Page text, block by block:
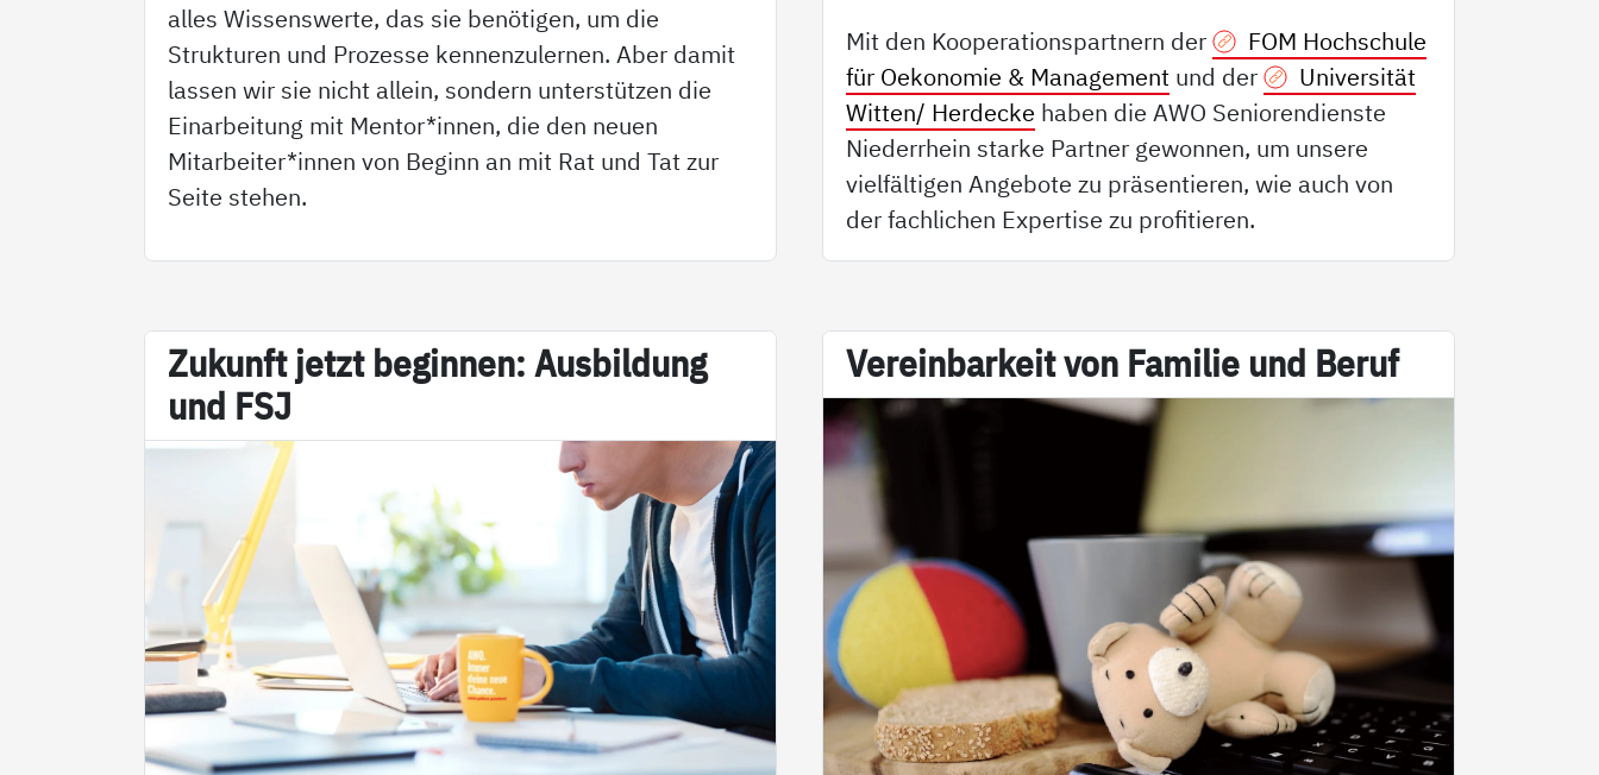
alles Wissenswerte, das sie benötigen, um die
Strukturen und Prozesse kennenzulernen. Aber damit
lassen wir sie nicht allein, sondern unterstützen die
Einarbeitung mit Mentor*innen, die den neuen
Mitarbeiter*innen von Beginn an mit Rat und Tat zur
Seite stehen.
Mit den Kooperationspartnern der
FOM Hochschule
für Oekonomie & Management und der
Universität
Witten/ Herdecke haben die AWO Seniorendienste
Niederrhein starke Partner gewonnen, um unsere
vielfältigen Angebote zu präsentieren, wie auch von
der fachlichen Expertise zu profitieren.
Zu­kunft jetzt be­gin­nen: Aus­bil­dung
und FSJ
Ve­r­ein­bar­keit von Fa­mi­lie und Be­ruf